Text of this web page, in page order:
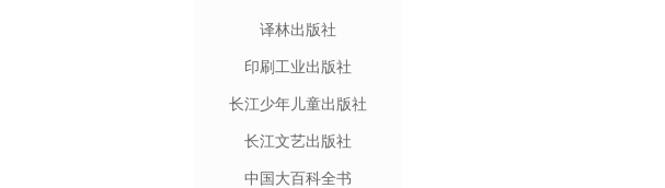
译林出版社
印刷工业出版社
长江少年儿童出版社
长江文艺出版社
中国大百科全书